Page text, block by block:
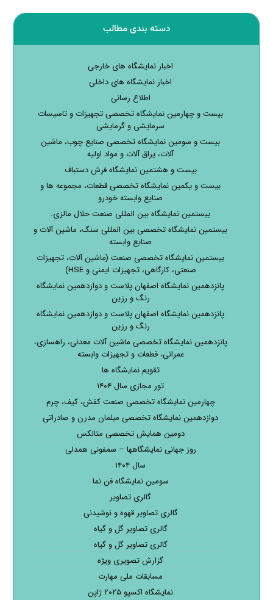
دسته بندی مطالب
اخبار نمایشگاه های خارجی
اخبار نمایشگاه های داخلی
اطلاع رسانی
بیست و چهارمین نمایشگاه تخصصی تجهیزات و تاسیسات
سرمایشی و گرمایشی
بیست و سومین نمایشگاه تخصصی صنایع چوب، ماشین
آلات، یراق آلات و مواد اولیه
بیست و هشتمین نمایشگاه فرش دستباف
بیست و یکمین نمایشگاه تخصصی قطعات، مجموعه ها و
صنایع وابسته خودرو
بیستمین نمایشگاه بین المللی صنعت حلال مالزی.
بیستمین نمایشگاه تخصصی بین المللی سنگ، ماشین آلات و
صنایع وابسته
بیستمین نمایشگاه تخصصی صنعت (ماشین آلات، تجهیزات
صنعتی، کارگاهی، تجهیزات ایمنی و HSE)
پانزدهمین نمایشگاه اصفهان پلاست و دوازدهمین نمایشگاه
رنگ و رزین
پانزدهمین نمایشگاه اصفهان پلاست و دوازدهمین نمایشگاه
رنگ و رزین
پانزدهمین نمایشگاه تخصصی ماشین آلات معدنی، راهسازی،
عمرانی، قطعات و تجهیزات وابسته
تقویم نمایشگاه ها
تور مجازی سال ۱۴۰۴
چهارمین نمایشگاه تخصصی صنعت کفش، کیف، چرم
دوازدهمین نمایشگاه تخصصی مبلمان مدرن و صادراتی
دومین همایش تخصصی متالکس
روز جهانی نمایشگاهها – سمفونی همدلی
سال ۱۴۰۴
سومین نمایشگاه فن نما
گالری تصاویر
گالری تصاویر قهوه و نوشیدنی
گالری تصاویر گل و گیاه
گالری تصاویر گل و گیاه
گزارش تصویری ویژه
مسابقات ملی مهارت
نمایشگاه اکسپو ۲۰۲۵ ژاپن